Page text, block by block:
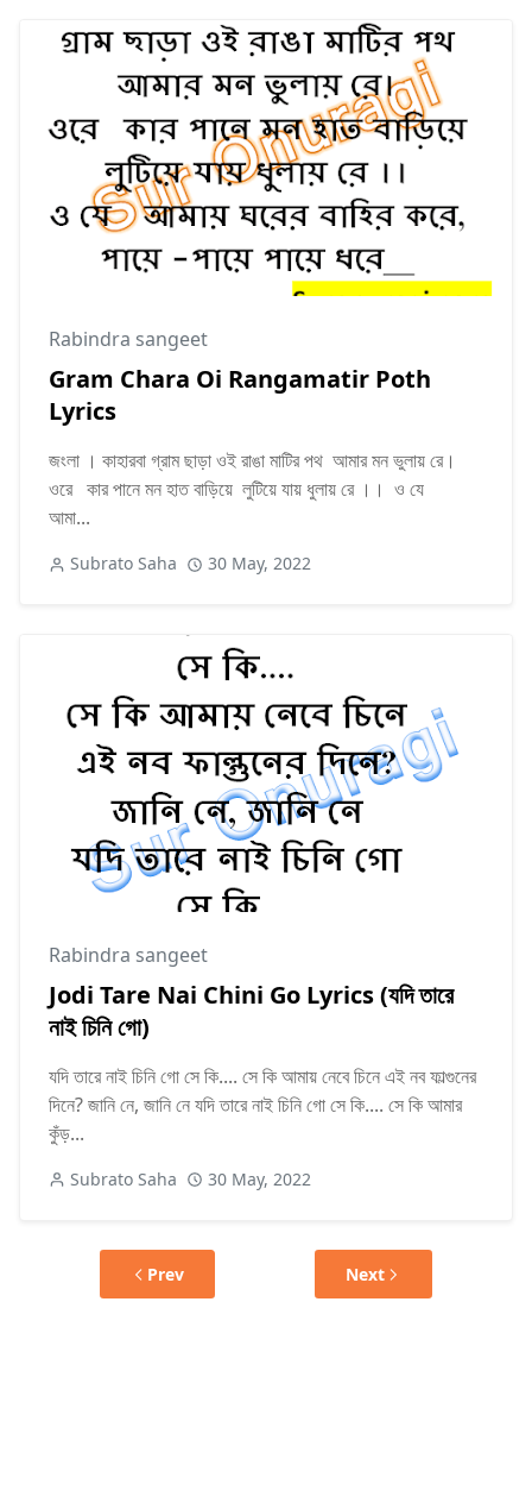
Rabindra sangeet
Gram Chara Oi Rangamatir Poth
Lyrics
জংলা । কাহারবা গ্রাম ছাড়া ওই রাঙা মাটির পথ আমার মন ভুলায় রে।
ওরে কার পানে মন হাত বাড়িয়ে লুটিয়ে যায় ধুলায় রে ।। ও যে
আমা...
Subrato Saha 30 May, 2022
Rabindra sangeet
Jodi Tare Nai Chini Go Lyrics (যদি তারে
নাই চিনি গো)
যদি তারে নাই চিনি গো সে কি.... সে কি আমায় নেবে চিনে এই নব ফাল্গুনের
দিনে? জানি নে, জানি নে যদি তারে নাই চিনি গো সে কি.... সে কি আমার
কুঁড়...
Subrato Saha 30 May, 2022
Prev Next